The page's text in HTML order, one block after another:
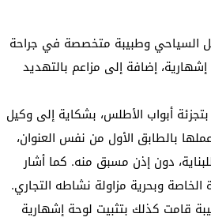
السياحي وطبيبة متخصصة في جراحة
إضافة إلى مزاعم بالتهديد
أبواب الأطلس، بشكاية إلى وكيل
بالطابق الأول من نفس العنوان،
دون إذن مسبق منه. كما أشار
وبحرية مزاولة نشاطه التجاري.
قامت كذلك بتثبيت لوحة إشهارية